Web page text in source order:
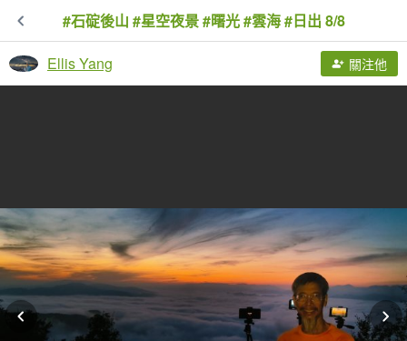
#石碇後山 #星空夜景 #曙光 #雲海 #日出 8/8
Ellis Yang 關注他